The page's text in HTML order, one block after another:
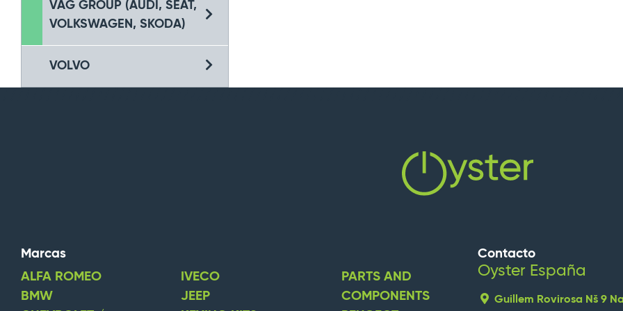
VAG GROUP (AUDI, SEAT,
VOLKSWAGEN, SKODA)
VOLVO
Marcas
ALFA ROMEO
BMW
IVECO
JEEP
PARTS AND
COMPONENTS
Contacto
Oyster España
Guillem Rovirosa Nš 9